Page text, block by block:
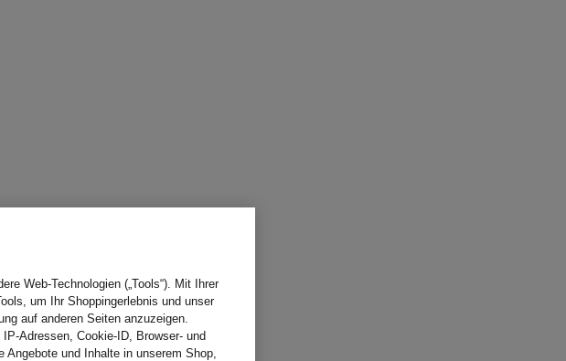
Web-Technologien („Tools“). Mit Ihrer
um Ihr Shoppingerlebnis und unser
auf anderen Seiten anzuzeigen.
Adressen, Cookie-ID, Browser- und
Angebote und Inhalte in unserem Shop,